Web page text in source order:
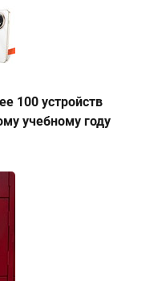
100 устройств
учебному году